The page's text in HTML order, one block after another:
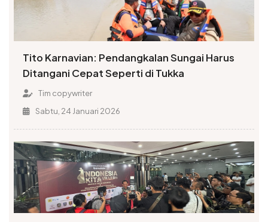
Tito Karnavian: Pendangkalan Sungai Harus
Ditangani Cepat Seperti di Tukka
Tim copywriter
Sabtu, 24 Januari 2026